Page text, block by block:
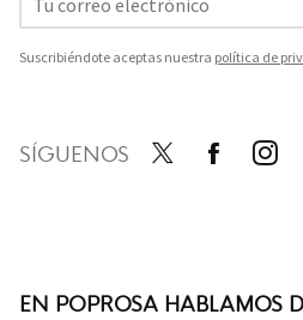
Suscribiéndote aceptas nuestra política de
SÍGUENOS
EN POPROSA HABLAMOS